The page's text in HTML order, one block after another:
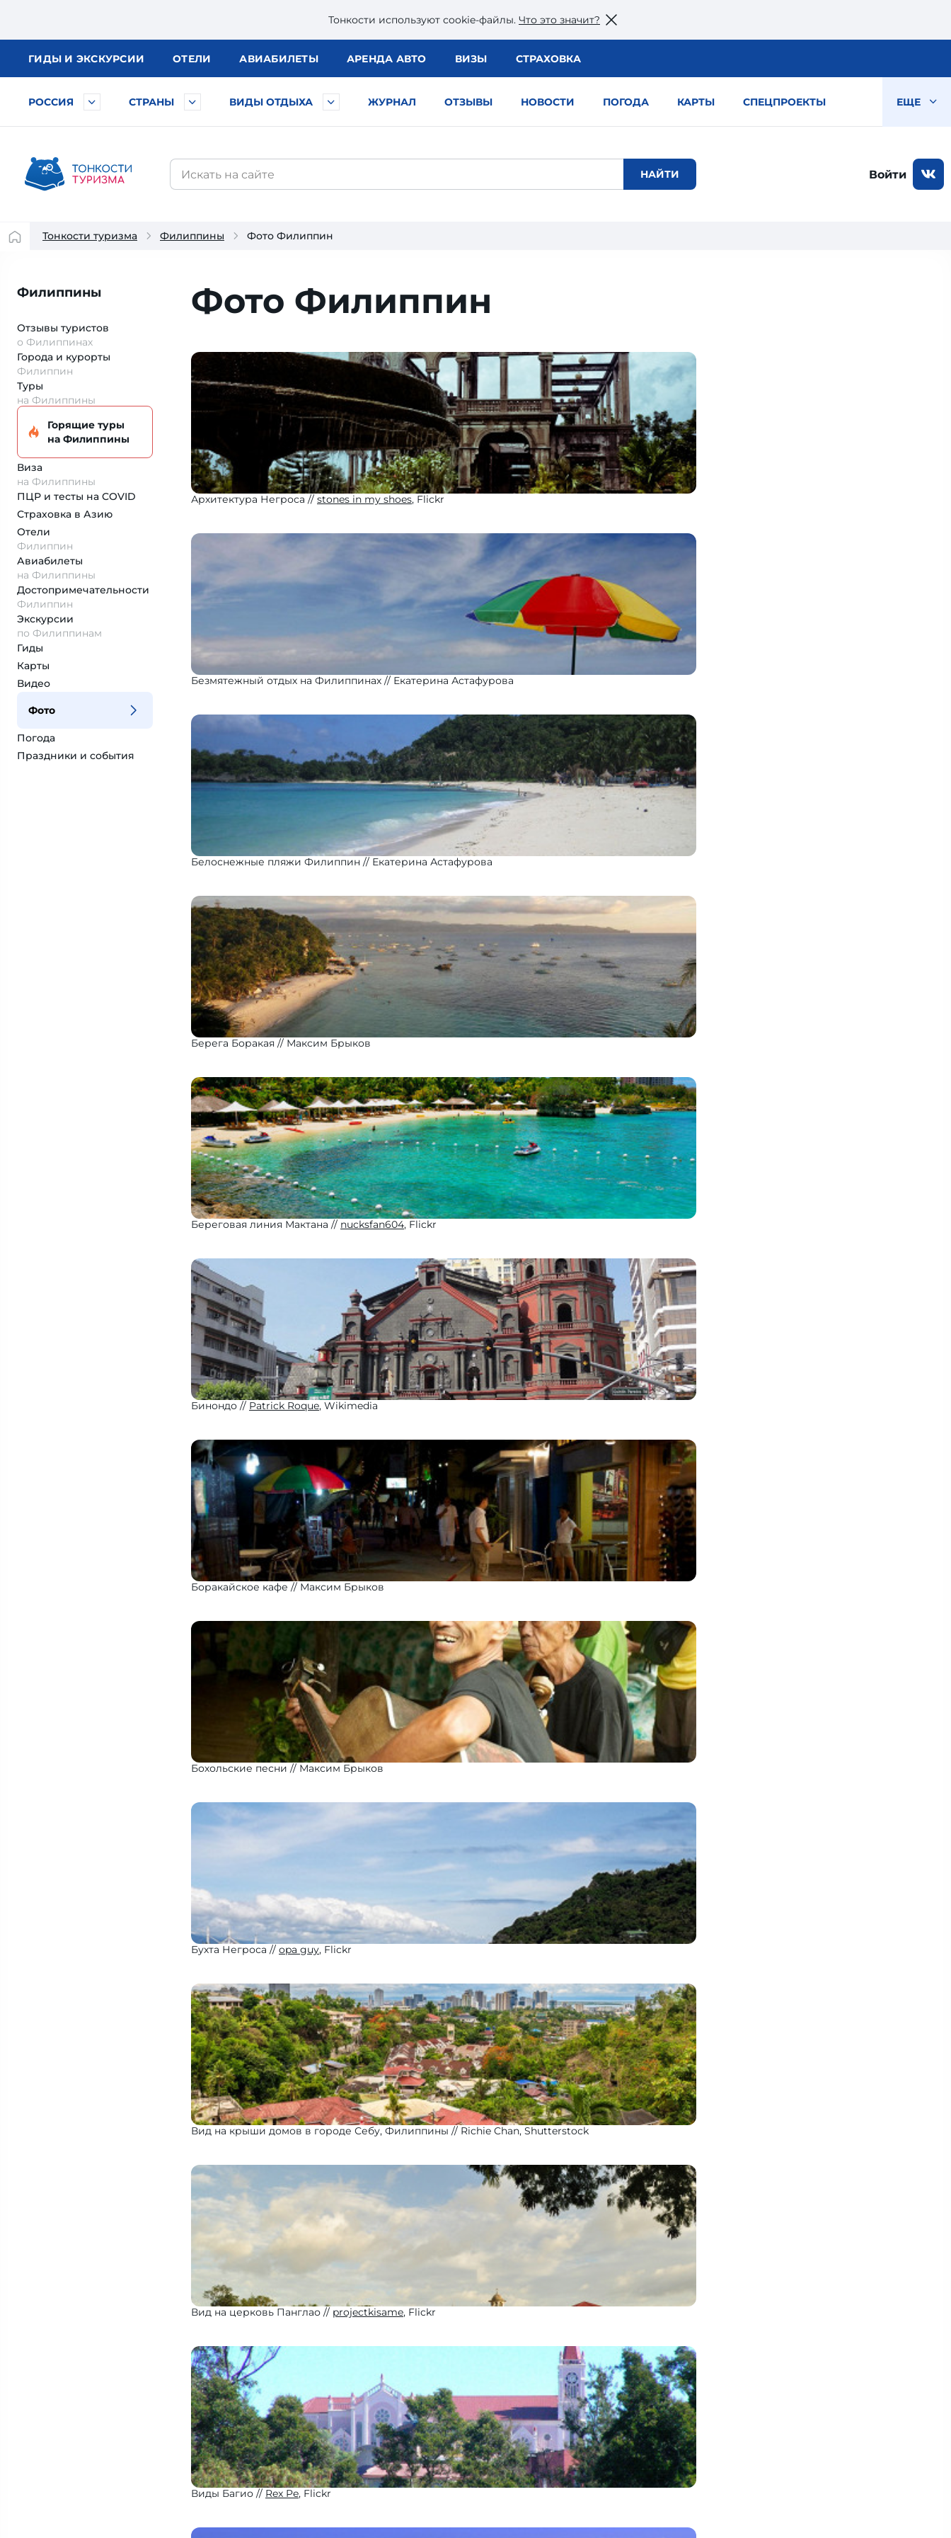
Тонкости используют сookie-файлы. Что это значит?
ГИДЫ И ЭКСКУРСИИ ОТЕЛИ АВИАБИЛЕТЫ АРЕНДА АВТО ВИЗЫ СТРАХОВКА
РОССИЯ СТРАНЫ ВИДЫ ОТДЫХА ЖУРНАЛ ОТЗЫВЫ НОВОСТИ ПОГОДА КАРТЫ СПЕЦПРОЕКТЫ ЕЩЕ
Войти
Тонкости туризма Филиппины Фото Филиппин
Филиппины
Отзывы туристов
о Филиппинах
Города и курорты
Филиппин
Туры
на Филиппины
Горящие туры
на Филиппины
Виза
на Филиппины
ПЦР и тесты на COVID
Страховка в Азию
Отели
Филиппин
Авиабилеты
на Филиппины
Достопримеча­тельности
Филиппин
Экскурсии
по Филиппинам
Гиды
Карты
Видео
Фото
Погода
Праздники и события
Фото Филиппин
Архитектура Негроса stones in my shoes, Flickr
Безмятежный отдых на Филиппинах Екатерина Астафурова
Белоснежные пляжи Филиппин Екатерина Астафурова
Берега Боракая Максим Брыков
Береговая линия Мактана nucksfan604, Flickr
Бинондо Patrick Roque, Wikimedia
Боракайское кафе Максим Брыков
Бохольские песни Максим Брыков
Бухта Негроса opa guy, Flickr
Вид на крыши домов в городе Себу, Филиппины Richie Chan, Shutterstock
Вид на церковь Панглао projectkisame, Flickr
Виды Багио Rex Pe, Flickr